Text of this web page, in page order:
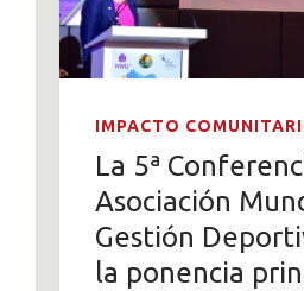
IMPACTO
La 5ª
Asociación
Gestión
la ponencia